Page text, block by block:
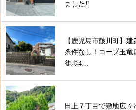
ました‼
【鹿児島市皷川町】建
条件なし！コープ玉竜
徒歩4…
田上７丁目で敷地広々